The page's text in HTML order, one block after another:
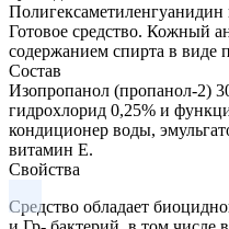
Готовое средство. Кожный
содержанием спирта в виде
Состав
Изопропанол (пропанол-2)
гидрохлорид 0,25% и
кондиционер воды,
витамин Е.
Свойства
Средство обладает